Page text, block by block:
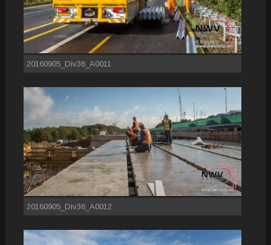
20160905_Div36_A0011
20160905_Div36_A0012